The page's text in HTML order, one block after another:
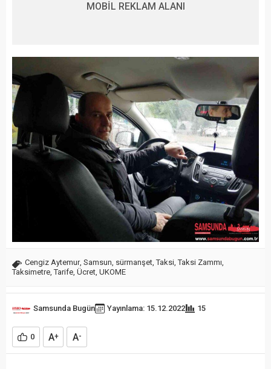
MOBİL REKLAM ALANI
Cengiz Aytemur, Samsun, sürmanşet,Taksi,Taksi Zammı,
Taksimetre,Tarife, Ücret, UKOME
Samsunda Bugün Yayınlama: 15.12.2022 15
0 A+ A-